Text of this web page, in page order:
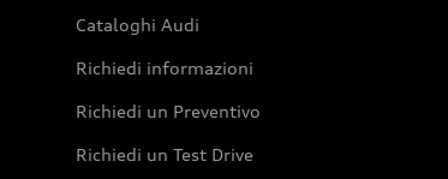
Cataloghi Audi
Richiedi informazioni
Richiedi un Preventivo
Richiedi un Test Drive